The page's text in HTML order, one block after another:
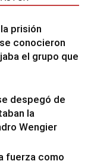
prisión
conocieron
el grupo que
despegó de
la
Wengier
fuerza como